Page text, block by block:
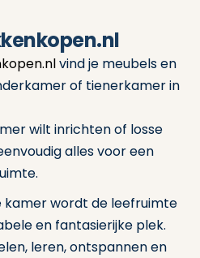
vind je meubels en
of tienerkamer in
wilt inrichten of losse
alles voor een
kamer wordt de leefruimte
en fantasierijke plek.
leren, ontspannen en